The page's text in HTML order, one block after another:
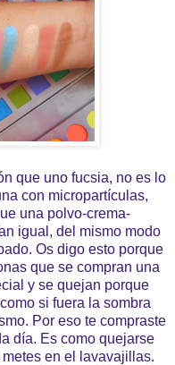
que uno fucsia, no es lo
con micropartículas,
una polvo-crema-
igual, del mismo modo
Os digo esto porque
que se compran una
y se quejan porque
si fuera la sombra
Por eso te compraste
día. Es como quejarse
en el lavavajillas.